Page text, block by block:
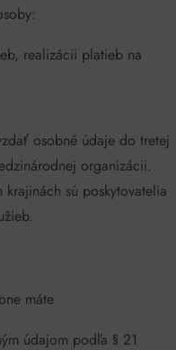
realizácii platieb na
osobné údaje do tretej
organizácii.
sú poskytovatelia
máte
údajom podľa § 21